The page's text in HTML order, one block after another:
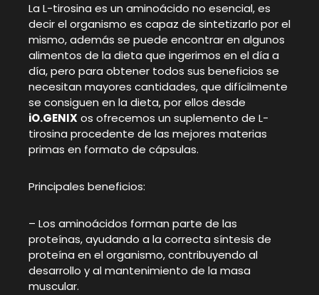
La L-tirosina es un aminoácido no esencial, es
decir el organismo es capaz de sintetizarlo por el
mismo, además se puede encontrar en algunos
alimentos de la dieta que ingerimos en el día a
día, pero para obtener todos sus beneficios se
necesitan mayores cantidades, que difícilmente
se consiguen en la dieta, por ellos desde
iO.GENIX os ofrecemos un suplemento de L-
tirosina procedente de las mejores materias
primas en formato de cápsulas.
Principales beneficios:
– Los aminoácidos forman parte de las
proteínas, ayudando a la correcta síntesis de
proteína en el organismo, contribuyendo al
desarrollo y al mantenimiento de la masa
muscular.